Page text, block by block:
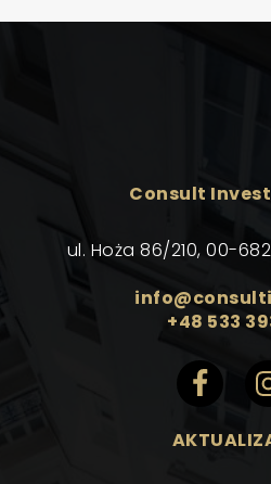
Consult Invest
ul. Hoża 86/210, 00-
+48 533